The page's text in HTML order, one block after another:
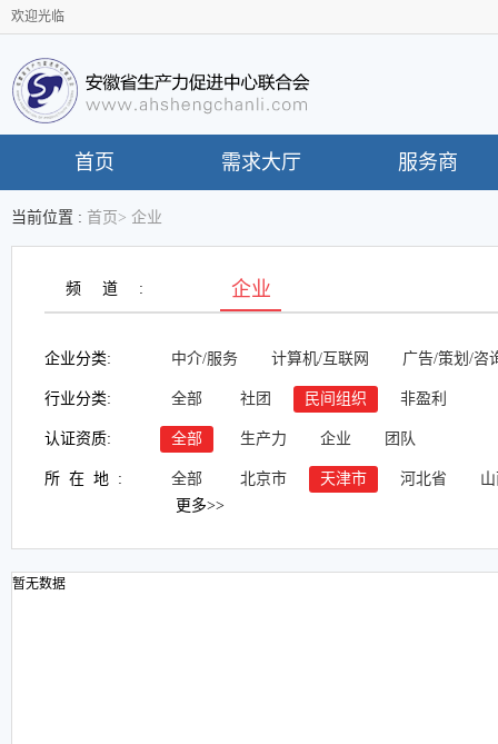
欢迎光临
首页 需求大厅 服务商
当前位置 : 首页 > 企业
频道: 企业
企业分类: 中介/服务 计算机/互联网 广告/策划/咨
行业分类: 全部 社团 民间组织 非盈利
认证资质: 全部 生产力 企业 团队
所在地: 全部 北京市 天津市 河北省
更多>>
暂无数据